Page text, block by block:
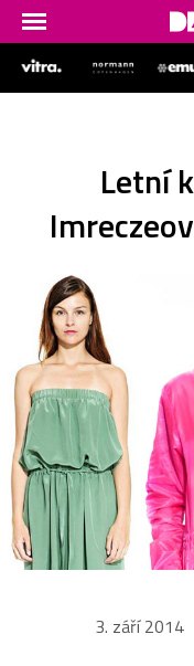
Letní
3. září 2014